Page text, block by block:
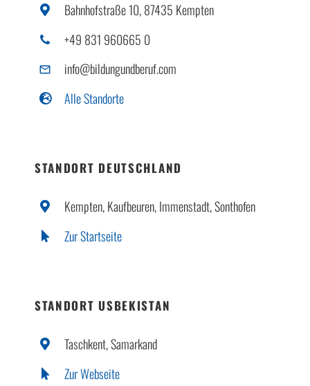
Bahnhofstraße 10, 87435 Kempten
+49 831 960665 0
info@bildungundberuf.com
Alle Standorte
STANDORT DEUTSCHLAND
Kempten, Kaufbeuren, Immenstadt, Sonthofen
Zur Startseite
STANDORT USBEKISTAN
Taschkent, Samarkand
Zur Webseite